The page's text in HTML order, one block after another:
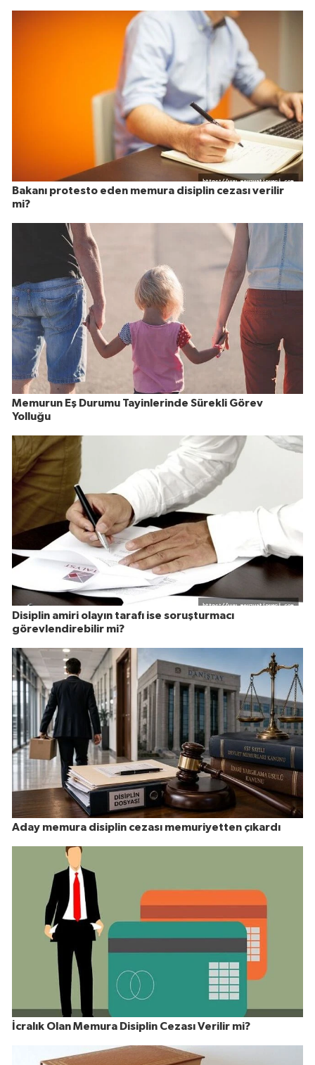
Bakanı protesto eden memura disiplin cezası verilir
mi?
Memurun Eş Durumu Tayinlerinde Sürekli Görev
Yolluğu
Disiplin amiri olayın tarafı ise soruşturmacı
görevlendirebilir mi?
Aday memura disiplin cezası memuriyetten çıkardı
İcralık Olan Memura Disiplin Cezası Verilir mi?